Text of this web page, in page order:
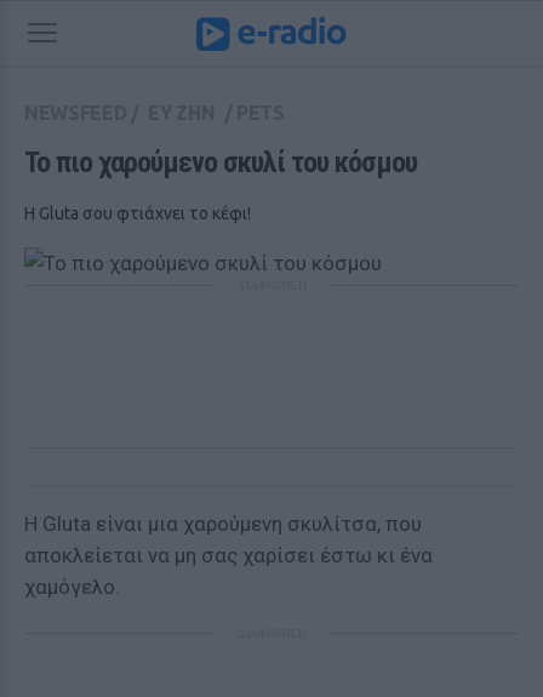
Το πιο χαρούμενο σκυλί του κόσμου
Η Gluta σου φτιάχνει το κέφι!
Η Gluta είναι μια χαρούμενη σκυλίτσα, που
αποκλείεται να μη σας χαρίσει έστω κι ένα
χαμόγελο.